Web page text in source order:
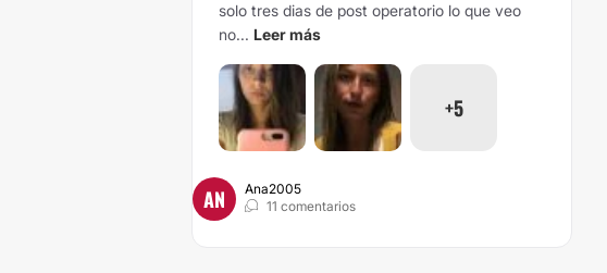
solo tres dias de post operatorio lo que veo
no... Leer más
+5
AN
Ana2005
11 comentarios